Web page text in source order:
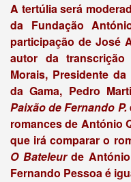
A tertúlia será
da Fundação
participação de José
autor da
Morais, Presidente
da Gama, Pedro
Paixão de Fernando P.
romances de António
que irá comparar o
O Bateleurde António
Fernando Pessoa é